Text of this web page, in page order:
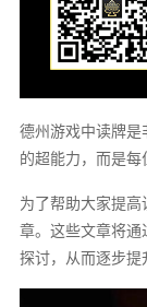
德州游戏中读牌
的超能力，而是每
为了帮助大家提
章。这些文章将
探讨，从而逐步提